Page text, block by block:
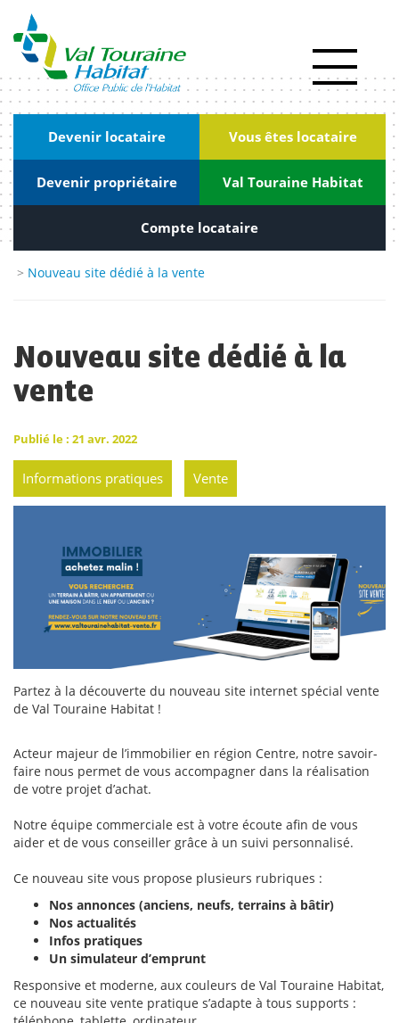
Actualités
RSE
|
Innovation
Kiosque
rejoindre
Contact
Devenir locataire Vous êtes locataire
Devenir propriétaire Val Touraine Habitat
Compte locataire
> Nouveau site dédié à la vente
Nouveau site dédié à la
vente
Publié le : 21 avr. 2022
Informations pratiques Vente
Partez à la découverte du nouveau site internet spécial vente
de Val Touraine Habitat !
Acteur majeur de l’immobilier en région Centre, notre savoir-
faire nous permet de vous accompagner dans la réalisation
de votre projet d’achat.
Notre équipe commerciale est à votre écoute afin de vous
aider et de vous conseiller grâce à un suivi personnalisé.
Ce nouveau site vous propose plusieurs rubriques :
Nos annonces (anciens, neufs, terrains à bâtir)
Nos actualités
Infos pratiques
Un simulateur d’emprunt
Responsive et moderne, aux couleurs de Val Touraine Habitat,
ce nouveau site vente pratique s’adapte à tous supports :